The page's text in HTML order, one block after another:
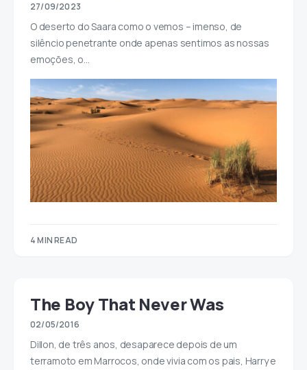
27/09/2023
O deserto do Saara como o vemos – imenso, de
silêncio penetrante onde apenas sentimos as nossas
emoções, o…
4 MIN READ
The Boy That Never Was
02/05/2016
Dillon, de três anos, desaparece depois de um
terramoto em Marrocos, onde vivia com os pais, Harry e